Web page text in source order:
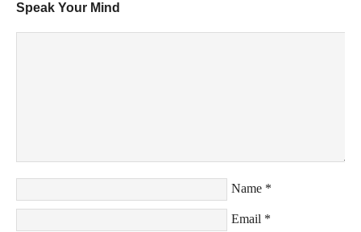
Speak Your Mind
Name *
Email *